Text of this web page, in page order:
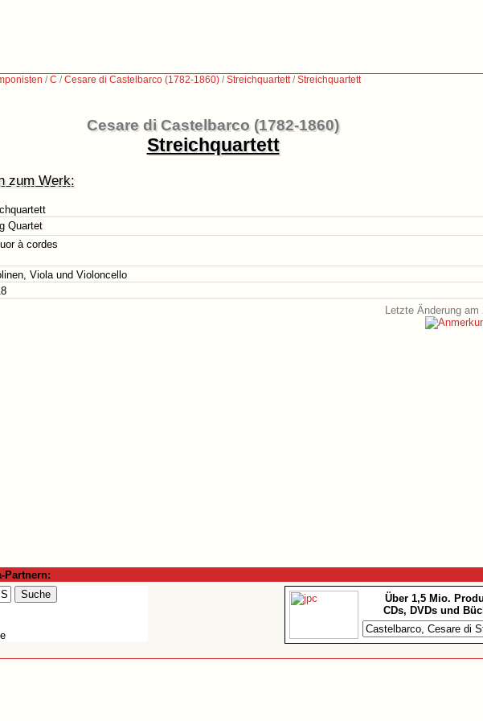
/C /Cesare di Castelbarco (1782-1860) /Streichquartett/Streichquartett
Cesare di Castelbarco (1782-1860)
Streichquartett
zum Werk:
Quartet
à cordes
Viola und Violoncello
Letzte Änderung am
Partnern:
Über 1,5 Mio.
CDs, DVDs und